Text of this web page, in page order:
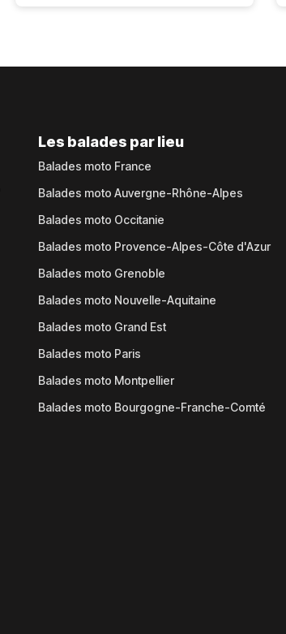
Les balades par lieu
Balades moto France
Balades moto Auvergne-Rhône-Alpes
Balades moto Occitanie
Balades moto Provence-Alpes-Côte d'Azur
Balades moto Grenoble
Balades moto Nouvelle-Aquitaine
Balades moto Grand Est
Balades moto Paris
Balades moto Montpellier
Balades moto Bourgogne-Franche-Comté